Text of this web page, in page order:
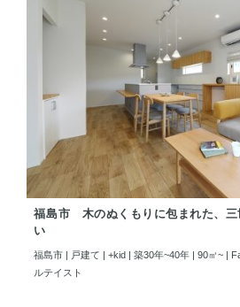
福島市 木のぬくもりに包まれた、三
い
福島市 | 戸建て | +kid | 築30年~40年 | 90㎡~ |
ルテイスト